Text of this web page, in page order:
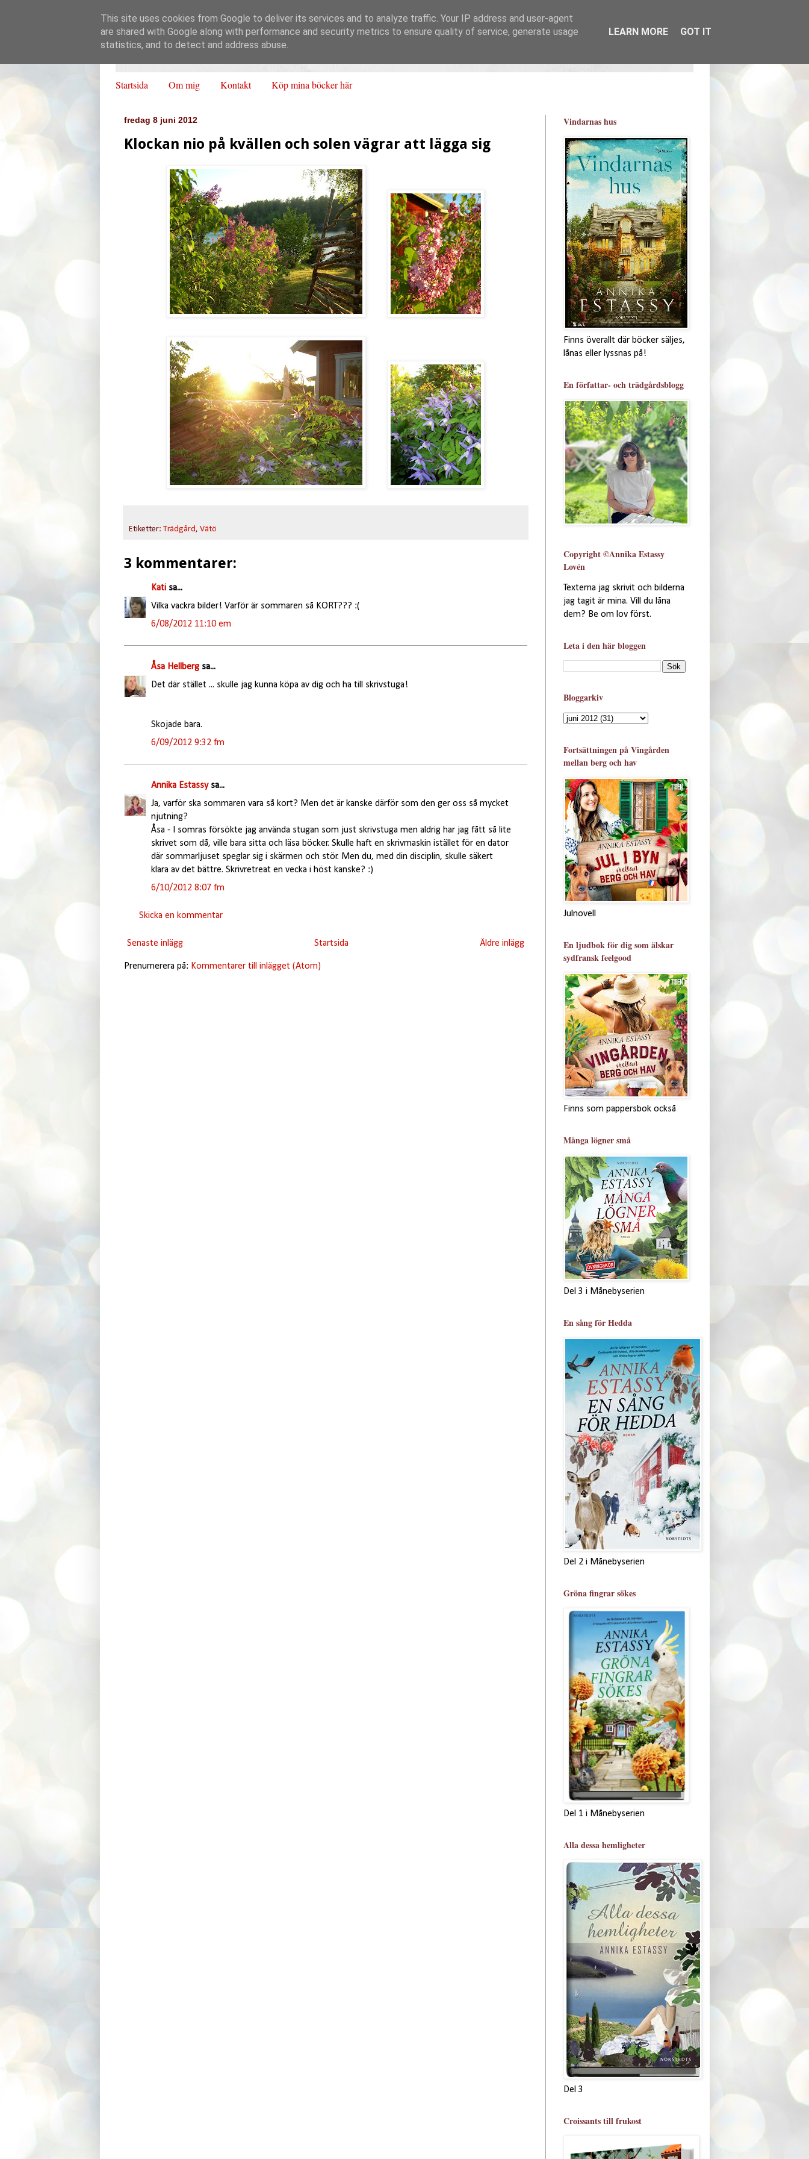
Startsida Om mig Kontakt Köp mina böcker här
fredag 8 juni 2012
Klockan nio på kvällen och solen vägrar att lägga sig
Etiketter: Trädgård , Vätö
3 kommentarer:
Katisa...
Vilka vackra bilder! Varför är sommaren så KORT??? :(
6/08/2012 11:10 em
Åsa Hellbergsa...
Det där stället ... skulle jag kunna köpa av dig och ha till skrivstuga!
Skojade bara.
6/09/2012 9:32 fm
Annika Estassysa...
Ja, varför ska sommaren vara så kort? Men det är kanske därför som den ger oss så mycket
njutning?
Åsa - I somras försökte jag använda stugan som just skrivstuga men aldrig har jag fått så lite
skrivet som då, ville bara sitta och läsa böcker. Skulle haft en skrivmaskin istället för en dator
där sommarljuset speglar sig i skärmen och stör. Men du, med din disciplin, skulle säkert
klara av det bättre. Skrivretreat en vecka i höst kanske? :)
6/10/2012 8:07 fm
Skicka en kommentar
Senaste inlägg Äldre inlägg
Startsida
Prenumerera på: Kommentarer till inlägget (Atom)
Vindarnas hus
Finns överallt där böcker säljes,
lånas eller lyssnas på!
En författar- och trädgårdsblogg
Copyright ©Annika Estassy
Lovén
Texterna jag skrivit och bilderna
jag tagit är mina. Vill du låna
dem? Be om lov först.
Leta i den här bloggen
Bloggarkiv
Fortsättningen på Vingården
mellan berg och hav
Julnovell
En ljudbok för dig som älskar
sydfransk feelgood
Finns som pappersbok också
Många lögner små
Del 3 i Månebyserien
En sång för Hedda
Del 2 i Månebyserien
Gröna fingrar sökes
Del 1 i Månebyserien
Alla dessa hemligheter
Del 3
Croissants till frukost
This site uses cookies from Google to deliver its services and to analyze traffic. Your IP address and user-agent
are shared with Google along with performance and security metrics to ensure quality of service, generate usage
statistics, and to detect and address abuse.
LEARN MORE GOT IT